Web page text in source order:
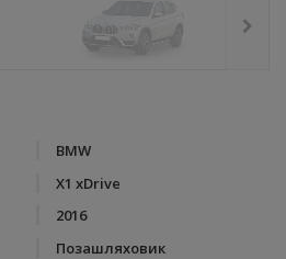
BMW
X1 xDrive
2016
Позашляховик